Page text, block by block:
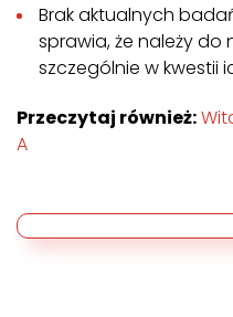
Brak aktualnych
sprawia, że należy
szczególnie w kwestii
Przeczytaj również:
A